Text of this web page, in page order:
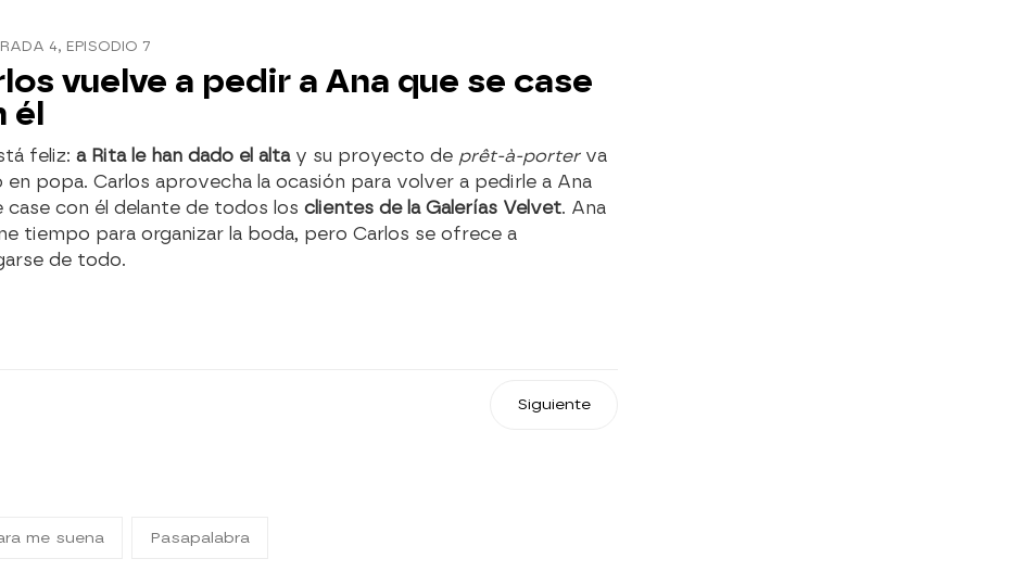
4, EPISODIO 7
vuelve a pedir a Ana que se case
él
feliz: a Rita le han dado el altay su proyecto de prêt-à-porterva
en popa. Carlos aprovecha la ocasión para volver a pedirle a Ana
case con él delante de todos los clientes de la Galerías Velvet. Ana
tiempo para organizar la boda, pero Carlos se ofrece a
de todo.
Siguiente
me suena Pasapalabra